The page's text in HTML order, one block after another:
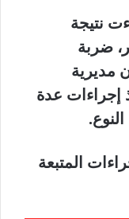
نتيجة
ضربة
مديرية
إجراءات عدة
المتبعة